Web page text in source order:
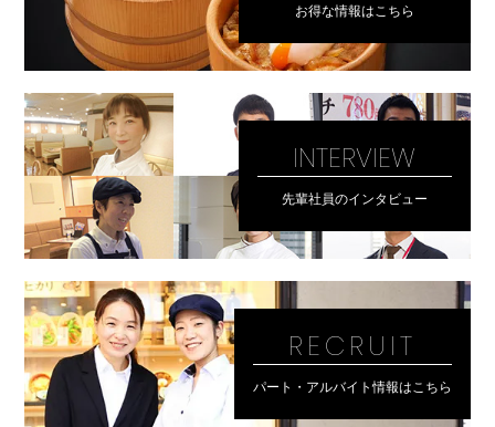
お得な情報はこちら
INTERVIEW
先輩社員のインタビュー
RECRUIT
パート・アルバイト情報はこちら